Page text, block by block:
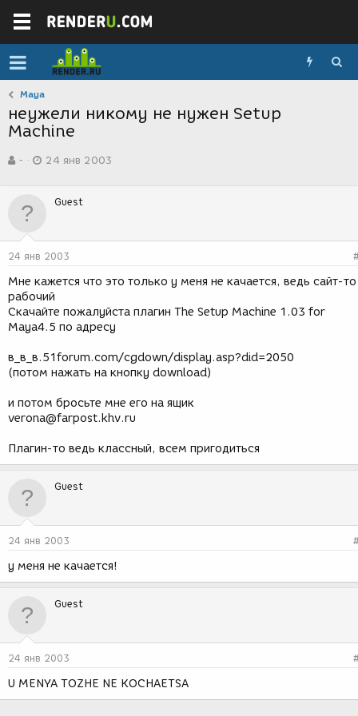
Maya
неужели никому не нужен Setup
Machine
в
р
м
-
а
д
н
и
я
24 янв 2003
Guest
24 янв 2003
Мне кажется что это только у меня не качается, ведь сайт-то
рабочий
Скачайте пожалуйста плагин The Setup Machine 1.03 for
Maya4.5 по адресу
в_в_в.51forum.com/cgdown/display.asp?did=2050
(потом нажать на кнопку download)
и потом бросьте мне его на ящик
verona@farpost.khv.ru
Плагин-то ведь классный, всем пригодиться
Guest
24 янв 2003
у меня не качается!
Guest
24 янв 2003
U MENYA TOZHE NE KOCHAETSA